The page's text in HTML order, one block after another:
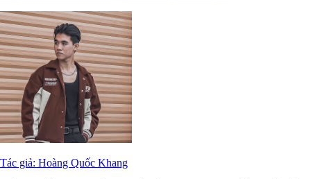
Tác giả: Hoàng Quốc Khang